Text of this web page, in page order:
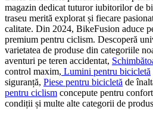
magazin dedicat tuturor iubitorilor de
traseu merită explorat și fiecare
calitate. Din 2024, BikeFusion aduce
premium pentru ciclism. Descoperă
varietatea de produse din categoriile
aventuri pe teren accidentat,
control maxim, Lumini pentru bicicletă
siguranță, Piese pentru bicicletă de
pentru ciclism concepute pentru
condiții și multe alte categorii de